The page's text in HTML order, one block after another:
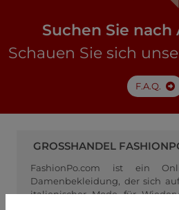
Suchen Sie
Schauen Sie sich
F.A.Q.
GROSSHANDEL FASHIONPO
FashionPo.com ist ein
Damenbekleidung, der sich
italienischer Mode für